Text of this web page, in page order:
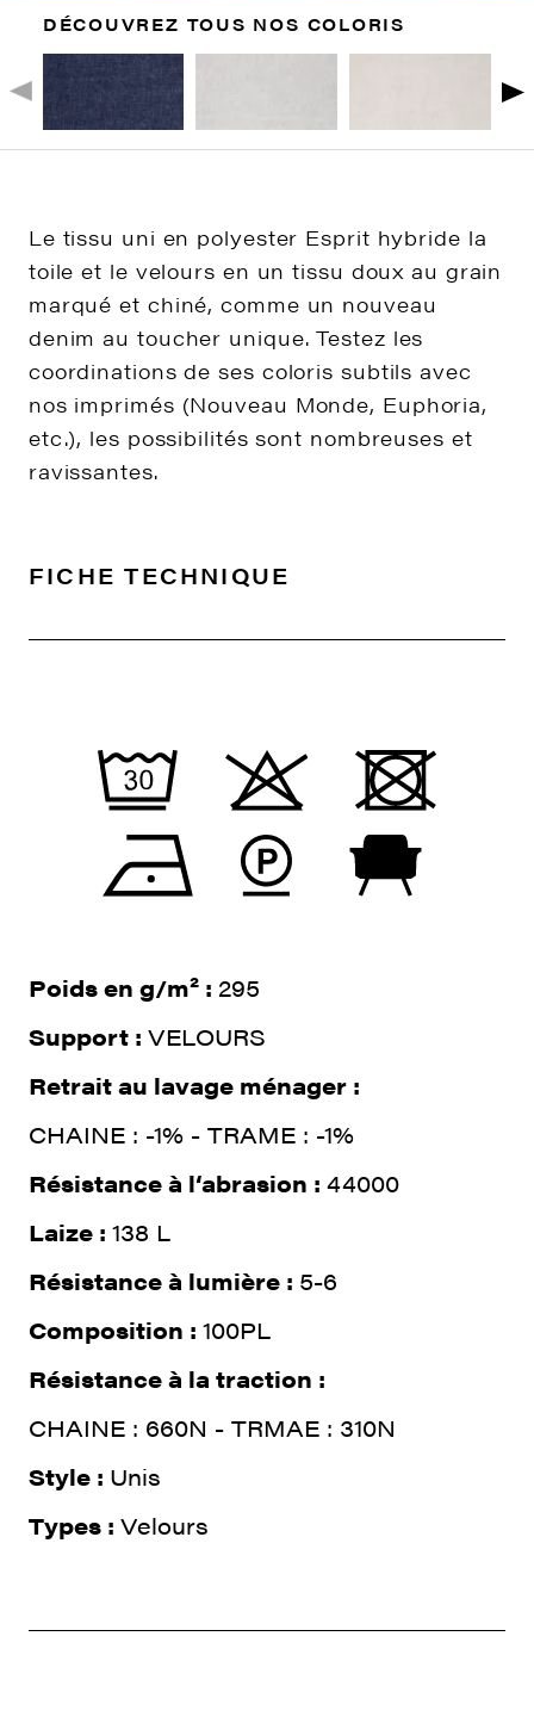
DÉCOUVREZ TOUS NOS COLORIS
Le tissu uni en polyester Esprit hybride la
toile et le velours en un tissu doux au grain
marqué et chiné, comme un nouveau
denim au toucher unique. Testez les
coordinations de ses coloris subtils avec
nos imprimés (Nouveau Monde, Euphoria,
etc.), les possibilités sont nombreuses et
ravissantes.
FICHE TECHNIQUE
Poids en g/m² : 295
Support : VELOURS
Retrait au lavage ménager :
CHAINE : -1% - TRAME : -1%
Résistance à l‘abrasion : 44000
Laize : 138 L
Résistance à lumière : 5-6
Composition : 100PL
Résistance à la traction :
CHAINE : 660N - TRMAE : 310N
Style : Unis
Types : Velours